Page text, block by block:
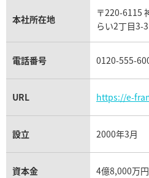
パネライ買取
チューダー（チュードル）買取
本社所在地
〒220-6115
らい2丁目3-
電話番号 0120-555-
URL https://e-
設立 2000年3月
資本金 4億8,000万円